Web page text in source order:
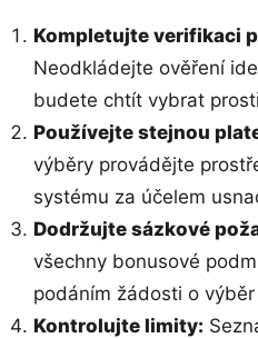
Kompletujte verifikaci
Neodkládejte ověření
budete chtít vybrat
Používejte stejnou
výběry provádějte
systému za účelem
Dodržujte sázkové
všechny bonusové
podáním žádosti o výběr
Kontrolujte limity: